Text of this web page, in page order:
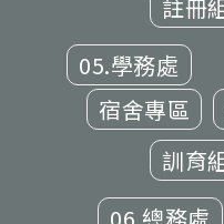
註冊
05.學務處
宿舍專區
訓育
06.總務處